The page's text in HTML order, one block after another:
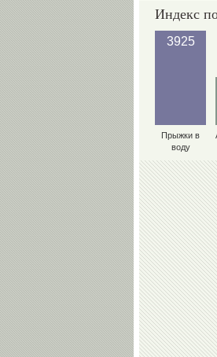
Индекс
3925
Прыжки в
воду